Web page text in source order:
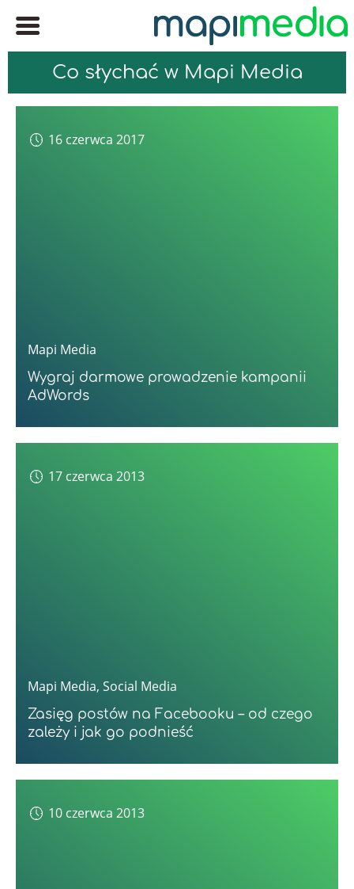
Co słychać w Mapi Media
16 czerwca 2017
Mapi Media
Wygraj darmowe prowadzenie kampanii
AdWords
17 czerwca 2013
Mapi Media, Social Media
Zasięg postów na Facebooku – od czego
zależy i jak go podnieść
10 czerwca 2013